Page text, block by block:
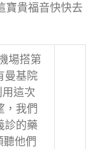
寶貴福音快快去
場搭第
曼基院
這次
，我們
診的藥
聽他們